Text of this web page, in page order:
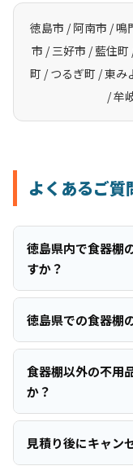
徳島市 / 阿南市 / 鳴
市 / 三好市 / 藍住
町 / つるぎ町 / 東み
/ 牟
よくあるご質
徳島県内で食器棚
すか？
徳島県での食器棚
食器棚以外の不用
か？
見積り後にキャン